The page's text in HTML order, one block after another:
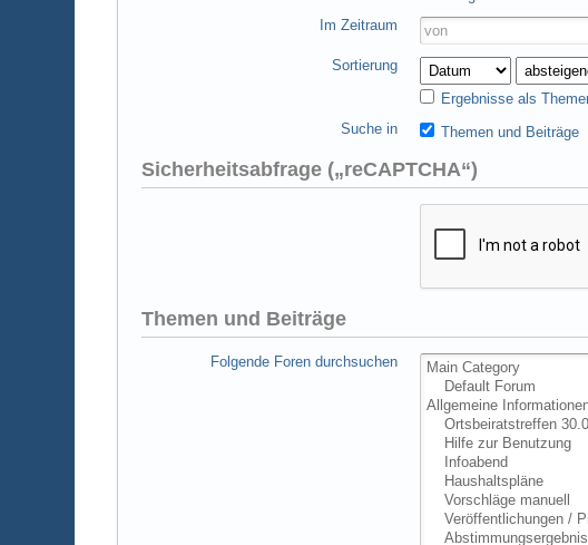
Im Zeitraum
Sortierung
Ergebnisse als
Suche in
Themen und Beiträge
Sicherheitsabfrage („reCAPTCHA“)
Themen und Beiträge
Folgende Foren durchsuchen